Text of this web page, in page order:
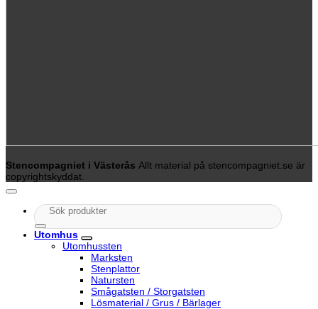
Stencompagniet i Västerås Allt material på stencompagniet.se är
copyrightskyddat.
Sök
efter:
Utomhus
Utomhussten
Marksten
Stenplattor
Natursten
Smågatsten / Storgatsten
Lösmaterial / Grus / Bärlager